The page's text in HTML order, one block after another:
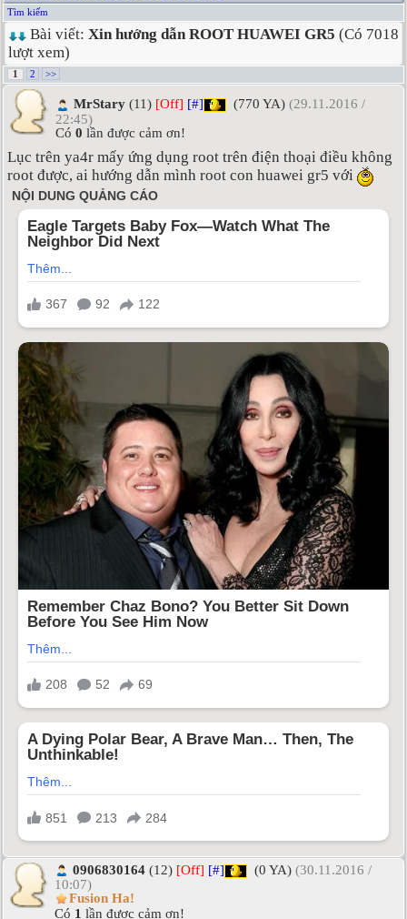
Tìm kiếm
Bài viết: Xin hướng dẫn ROOT HUAWEI GR5 (Có 7018
lượt xem)
1 2 >>
MrStary (11) [Off] [#] (770 YA) (29.11.2016 /
22:45)
Có 0 lần được cảm ơn!
Lục trên ya4r mấy ứng dụng root trên điện thoại điều không
root được, ai hướng dẫn mình root con huawei gr5 với
0906830164 (12) [Off] [#] (0 YA) (30.11.2016 /
10:07)
Fusion Ha!
Có 1 lần được cảm ơn!